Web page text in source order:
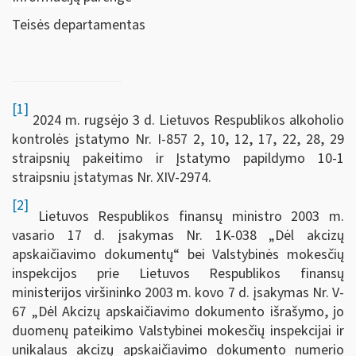
Teisės departamentas
[1]
2024 m. rugsėjo 3 d. Lietuvos Respublikos alkoholio
kontrolės įstatymo Nr. I-857 2, 10, 12, 17, 22, 28, 29
straipsnių pakeitimo ir Įstatymo papildymo 10-1
straipsniu įstatymas Nr. XIV-2974.
[2]
Lietuvos Respublikos finansų ministro 2003 m.
vasario 17 d. įsakymas Nr. 1K-038 „Dėl akcizų
apskaičiavimo dokumentų“ bei Valstybinės mokesčių
inspekcijos prie Lietuvos Respublikos finansų
ministerijos viršininko 2003 m. kovo 7 d. įsakymas Nr. V-
67 „Dėl Akcizų apskaičiavimo dokumento išrašymo, jo
duomenų pateikimo Valstybinei mokesčių inspekcijai ir
unikalaus akcizų apskaičiavimo dokumento numerio